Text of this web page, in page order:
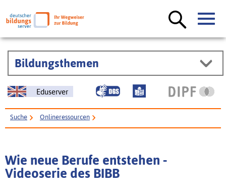
Bildungsthemen
Eduserver
Suche Onlineressourcen
Wie neue Berufe entstehen -
Videoserie des BIBB